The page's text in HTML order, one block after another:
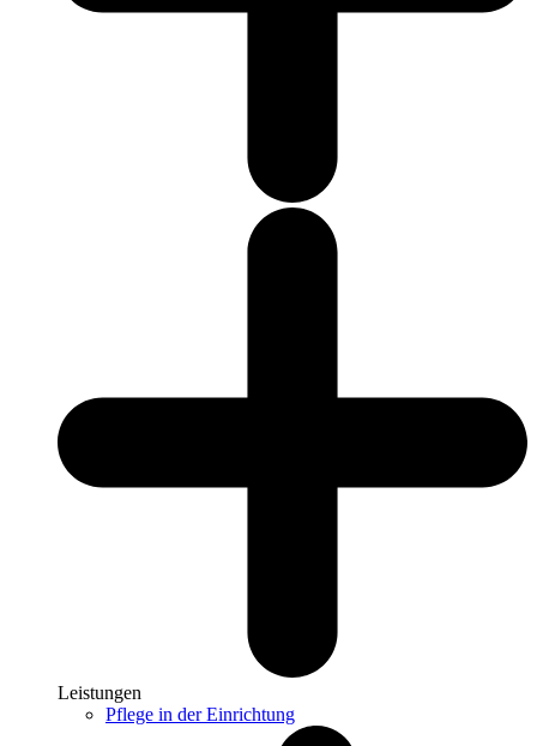
Leistungen
Pflege in der Einrichtung